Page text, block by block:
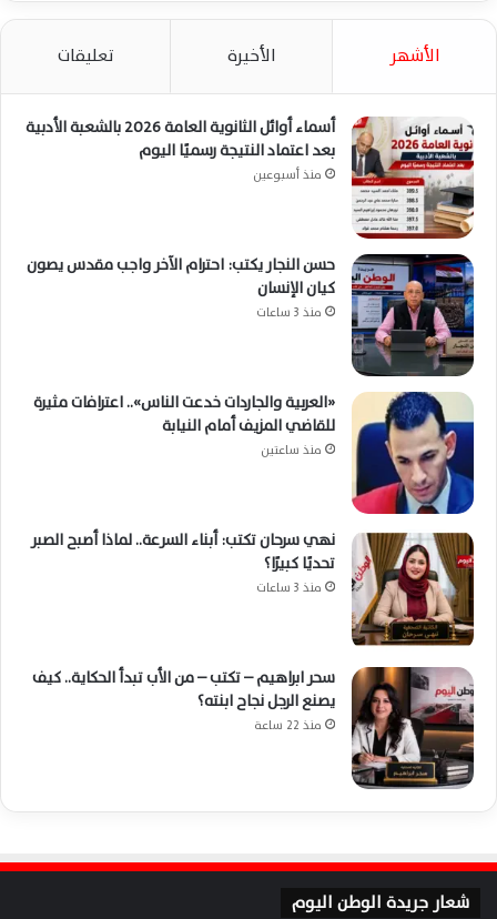
الأشهر الأخيرة تعليقات
أسماء أوائل الثانوية العامة 2026 بالشعبة الأدبية
بعد اعتماد النتيجة رسميًا اليوم
منذ أسبوعين
حسن النجار يكتب: احترام الآخر واجب مقدس يصون
كيان الإنسان
منذ 3 ساعات
«العربية والجاردات خدعت الناس».. اعترافات مثيرة
للقاضي المزيف أمام النيابة
منذ ساعتين
نهي سرحان تكتب: أبناء السرعة.. لماذا أصبح الصبر
تحديًا كبيرًا؟
منذ 3 ساعات
سحر ابراهيم – تكتب – من الأب تبدأ الحكاية.. كيف
يصنع الرجل نجاح ابنته؟
منذ 22 ساعة
شعار جريدة الوطن اليوم